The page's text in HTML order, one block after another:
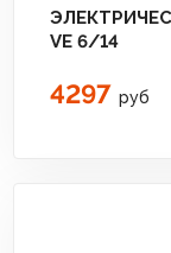
VE 6/14
4297 руб